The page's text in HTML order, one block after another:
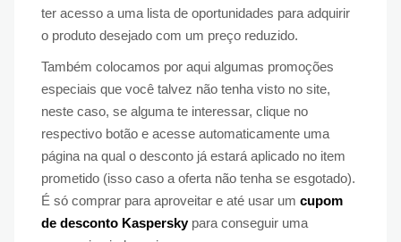
ter acesso a uma lista de oportunidades para adquirir
o produto desejado com um preço reduzido.
Também colocamos por aqui algumas promoções
especiais que você talvez não tenha visto no site,
neste caso, se alguma te interessar, clique no
respectivo botão e acesse automaticamente uma
página na qual o desconto já estará aplicado no item
prometido (isso caso a oferta não tenha se esgotado).
É só comprar para aproveitar e até usar um cupom
de desconto Kasperskypara conseguir uma